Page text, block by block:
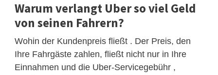
Warum verlangt Uber so viel Geld
von seinen Fahrern?
Wohin der Kundenpreis fließt . Der Preis, den
Ihre Fahrgäste zahlen, fließt nicht nur in Ihre
Einnahmen und die Uber-Servicegebühr ,